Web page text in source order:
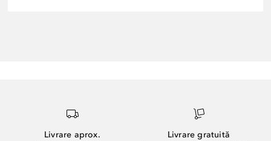
Livrare aprox.
Livrare gratuită